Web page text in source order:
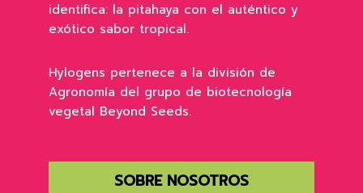
identifica: la pitahaya con el auténtico y
exótico sabor tropical.
Hylogens pertenece a la división de
Agronomía del grupo de biotecnología
vegetal Beyond Seeds.
SOBRE NOSOTROS